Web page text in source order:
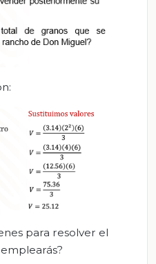
para resolver el